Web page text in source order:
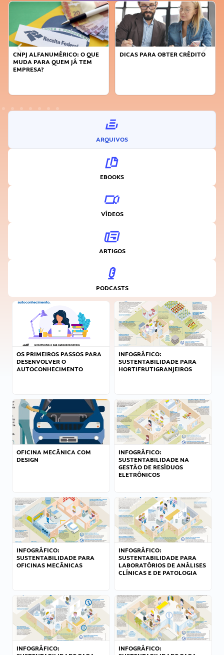
CNPJ ALFANUMÉRICO: O QUE
MUDA PARA QUEM JÁ TEM
EMPRESA?
DICAS PARA OBTER CRÉDITO
ARQUIVOS
EBOOKS
VÍDEOS
ARTIGOS
PODCASTS
OS PRIMEIROS PASSOS PARA
DESENVOLVER O
AUTOCONHECIMENTO
INFOGRÁFICO:
SUSTENTABILIDADE PARA
HORTIFRUTIGRANJEIROS
OFICINA MECÂNICA COM
DESIGN
INFOGRÁFICO:
SUSTENTABILIDADE NA
GESTÃO DE RESÍDUOS
ELETRÔNICOS
INFOGRÁFICO:
SUSTENTABILIDADE PARA
OFICINAS MECÂNICAS
INFOGRÁFICO:
SUSTENTABILIDADE PARA
LABORATÓRIOS DE ANÁLISES
CLÍNICAS E DE PATOLOGIA
INFOGRÁFICO:
INFOGRÁFICO: